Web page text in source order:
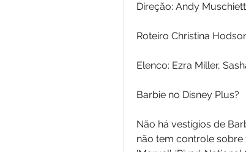
Direção: Andy
Roteiro Christina
Elenco: Ezra Miller,
Barbie no Disney Plus?
Não há vestígios de
não tem controle sobre